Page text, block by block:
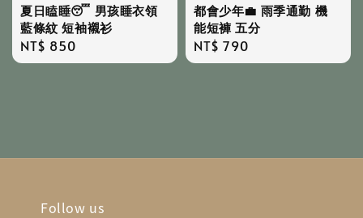
夏日瞌睡😴 男孩睡衣領
藍條紋 短袖襯衫
Regular
price
NT$ 850
都會少年💼 雨季通勤 機
能短褲 五分
Regular
price
NT$ 790
Follow us